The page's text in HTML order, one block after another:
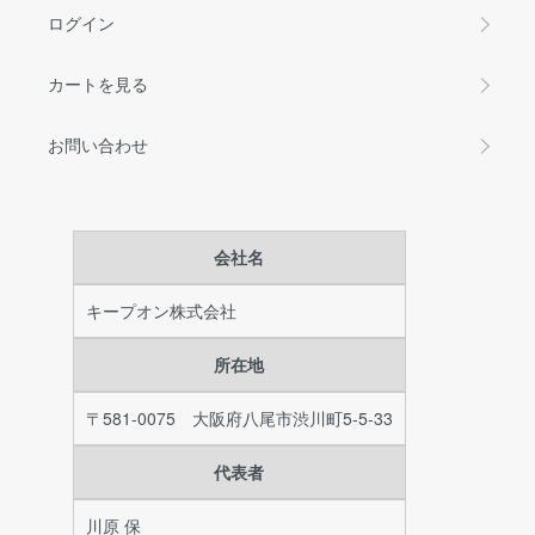
ログイン
カートを見る
お問い合わせ
会社名
キープオン株式会社
所在地
〒581-0075 大阪府八尾市渋川町5-5-33
代表者
川原 保